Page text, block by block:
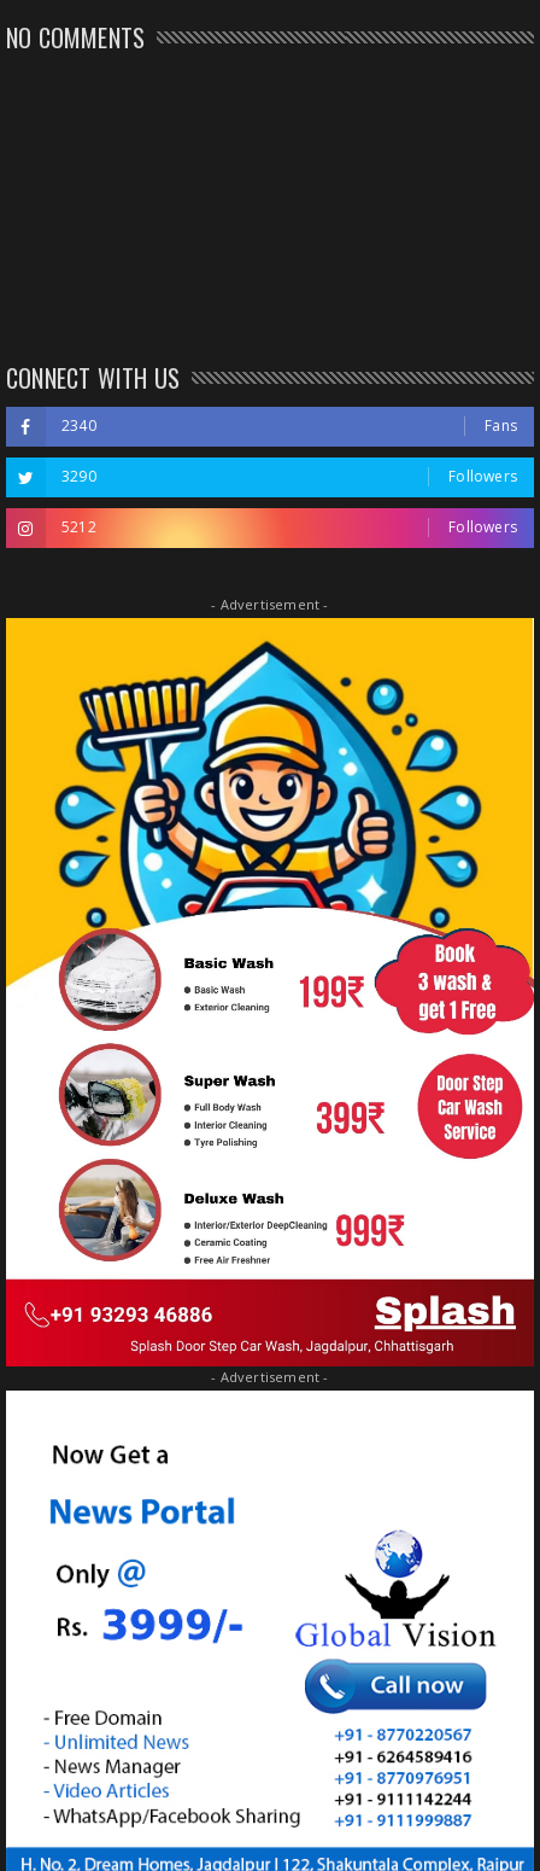
NO COMMENTS
CONNECT WITH US
2340 Fans
3290 Followers
5212 Followers
- Advertisement -
- Advertisement -